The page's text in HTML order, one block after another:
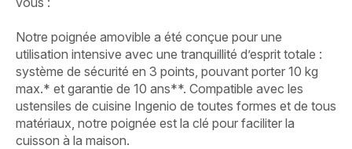
Notre poignée amovible a été conçue pour une
utilisation intensive avec une tranquillité d’esprit totale :
système de sécurité en 3 points, pouvant porter 10 kg
max.* et garantie de 10 ans**. Compatible avec les
ustensiles de cuisine Ingenio de toutes formes et de tous
matériaux, notre poignée est la clé pour faciliter la
cuisson à la maison.